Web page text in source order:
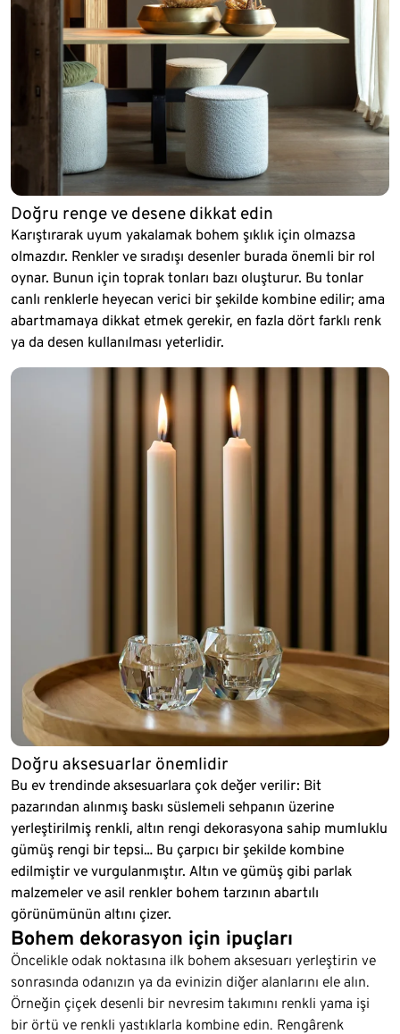
Doğru renge ve desene dikkat edin
Karıştırarak uyum yakalamak bohem şıklık için olmazsa
olmazdır. Renkler ve sıradışı desenler burada önemli bir rol
oynar. Bunun için toprak tonları bazı oluşturur. Bu tonlar
canlı renklerle heyecan verici bir şekilde kombine edilir; ama
abartmamaya dikkat etmek gerekir, en fazla dört farklı renk
ya da desen kullanılması yeterlidir.
Doğru aksesuarlar önemlidir
Bu ev trendinde aksesuarlara çok değer verilir: Bit
pazarından alınmış baskı süslemeli sehpanın üzerine
yerleştirilmiş renkli, altın rengi dekorasyona sahip mumluklu
gümüş rengi bir tepsi… Bu çarpıcı bir şekilde kombine
edilmiştir ve vurgulanmıştır. Altın ve gümüş gibi parlak
malzemeler ve asil renkler bohem tarzının abartılı
görünümünün altını çizer.
Bohem dekorasyon için ipuçları
Öncelikle odak noktasına ilk bohem aksesuarı yerleştirin ve
sonrasında odanızın ya da evinizin diğer alanlarını ele alın.
Örneğin çiçek desenli bir nevresim takımını renkli yama işi
bir örtü ve renkli yastıklarla kombine edin. Rengârenk